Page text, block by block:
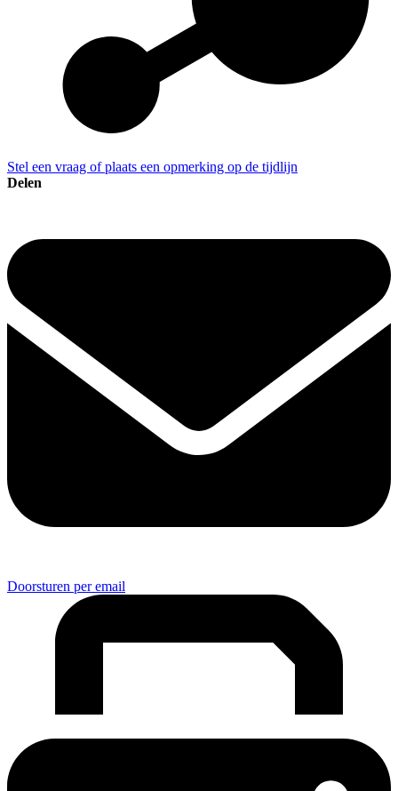
Stel een vraag of plaats een opmerking op de tijdlijn
Delen
Doorsturen per email